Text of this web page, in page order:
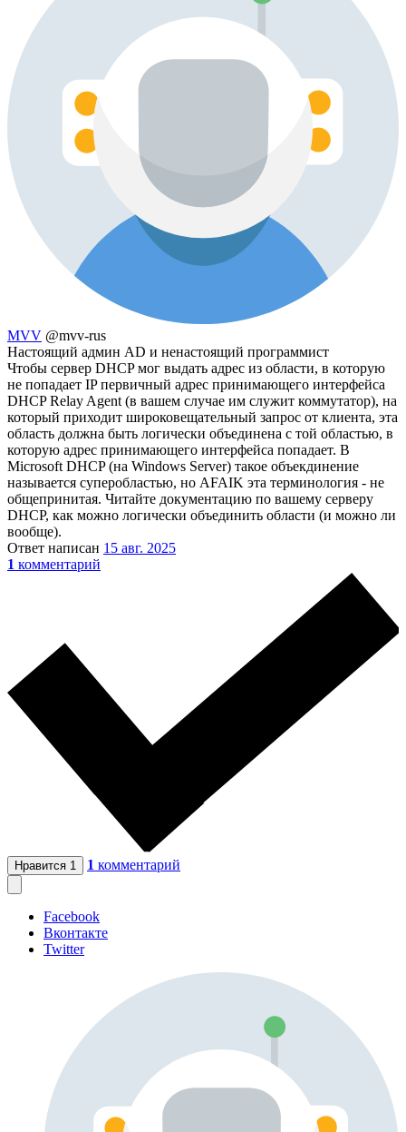
MVV @mvv-rus
Настоящий админ AD и ненастоящий программист
Чтобы сервер DHCP мог выдать адрес из области, в которую
не попадает IP первичный адрес принимающего интерфейса
DHCP Relay Agent (в вашем случае им служит коммутатор), на
который приходит широковещательный запрос от клиента, эта
область должна быть логически объединена с той областью, в
которую адрес принимающего интерфейса попадает. В
Microsoft DHCP (на Windows Server) такое объекдинение
называется суперобластью, но AFAIK эта терминология - не
общепринитая. Читайте документацию по вашему серверу
DHCP, как можно логически объединить области (и можно ли
вообще).
Ответ написан 15 авг. 2025
1 комментарий
Нравится 1 1 комментарий
Facebook
Вконтакте
Twitter